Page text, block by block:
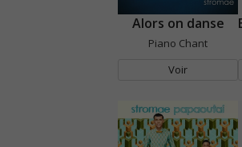
Alors on danse
Piano Chant
Voir